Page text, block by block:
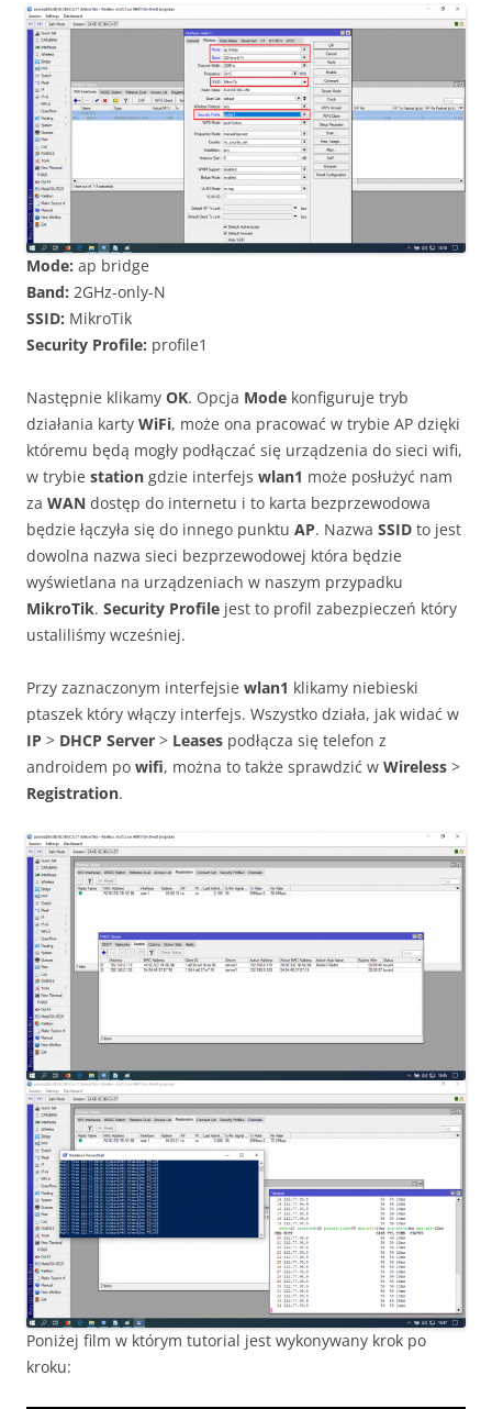
Mode: ap bridge
Band: 2GHz-only-N
SSID: MikroTik
Security Profile: profile1
Następnie klikamy OK. Opcja Mode konfiguruje tryb
działania karty WiFi, może ona pracować w trybie AP dzięki
któremu będą mogły podłączać się urządzenia do sieci wifi,
w trybie station gdzie interfejs wlan1 może posłużyć nam
za WAN dostęp do internetu i to karta bezprzewodowa
będzie łączyła się do innego punktu AP. Nazwa SSID to jest
dowolna nazwa sieci bezprzewodowej która będzie
wyświetlana na urządzeniach w naszym przypadku
MikroTik. Security Profile jest to profil zabezpieczeń który
ustaliliśmy wcześniej.
Przy zaznaczonym interfejsie wlan1 klikamy niebieski
ptaszek który włączy interfejs. Wszystko działa, jak widać w
IP > DHCP Server > Leases podłącza się telefon z
androidem po wifi, można to także sprawdzić w Wireless >
Registration.
Poniżej film w którym tutorial jest wykonywany krok po
kroku: